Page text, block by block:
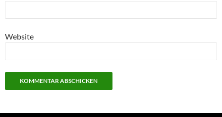
Website